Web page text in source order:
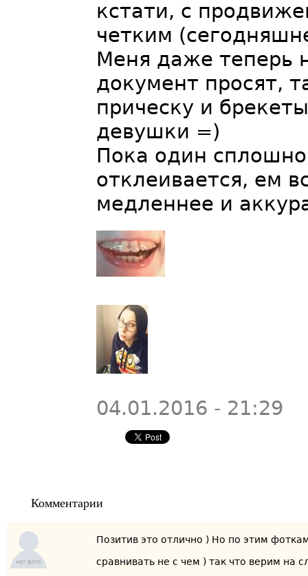
кстати, с
четким
Меня даже теперь
документ просят,
прическу и
девушки =)
Пока один
отклеивается, ем
медленнее и
04.01.2016 - 21:29
Комментарии
Позитив это отлично ) Но по этим
сравнивать не с чем ) так что верим на